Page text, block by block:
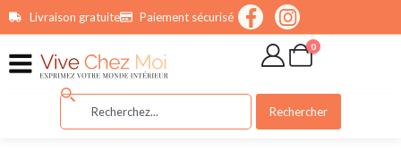
principalLivraison gratuite Paiement sécurisé
0
Rechercher